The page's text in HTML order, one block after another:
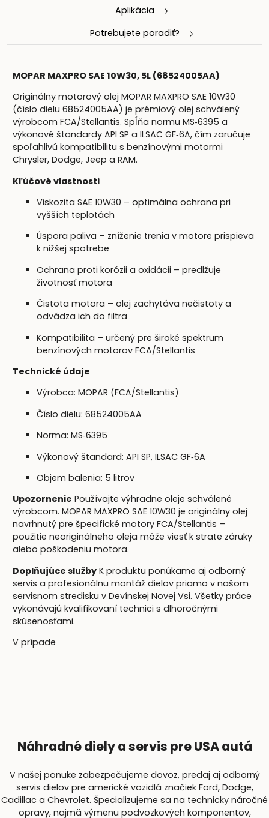
Aplikácia
Potrebujete poradiť?
MOPAR MAXPRO SAE 10W30, 5L (68524005AA)
Originálny motorový olej MOPAR MAXPRO SAE 10W30
(číslo dielu 68524005AA) je prémiový olej schválený
výrobcom FCA/Stellantis. Spĺňa normu MS‑6395 a
výkonové štandardy API SP a ILSAC GF‑6A, čím zaručuje
spoľahlivú kompatibilitu s benzínovými motormi
Chrysler, Dodge, Jeep a RAM.
Kľúčové vlastnosti
Viskozita SAE 10W30 – optimálna ochrana pri
vyšších teplotách
Úspora paliva – zníženie trenia v motore prispieva
k nižšej spotrebe
Ochrana proti korózii a oxidácii – predlžuje
životnosť motora
Čistota motora – olej zachytáva nečistoty a
odvádza ich do filtra
Kompatibilita – určený pre široké spektrum
benzínových motorov FCA/Stellantis
Technické údaje
Výrobca: MOPAR (FCA/Stellantis)
Číslo dielu: 68524005AA
Norma: MS‑6395
Výkonový štandard: API SP, ILSAC GF‑6A
Objem balenia: 5 litrov
Upozornenie Používajte výhradne oleje schválené
výrobcom. MOPAR MAXPRO SAE 10W30 je originálny olej
navrhnutý pre špecifické motory FCA/Stellantis –
použitie neoriginálneho oleja môže viesť k strate záruky
alebo poškodeniu motora.
Doplňujúce služby K produktu ponúkame aj odborný
servis a profesionálnu montáž dielov priamo v našom
servisnom stredisku v Devínskej Novej Vsi. Všetky práce
vykonávajú kvalifikovaní technici s dlhoročnými
skúsenosťami.
V prípade
Náhradné diely a servis pre USA autá
V našej ponuke zabezpečujeme dovoz, predaj aj odborný
servis dielov pre americké vozidlá značiek Ford, Dodge,
Cadillac a Chevrolet. Špecializujeme sa na technicky náročné
opravy, najmä výmenu podvozkových komponentov,